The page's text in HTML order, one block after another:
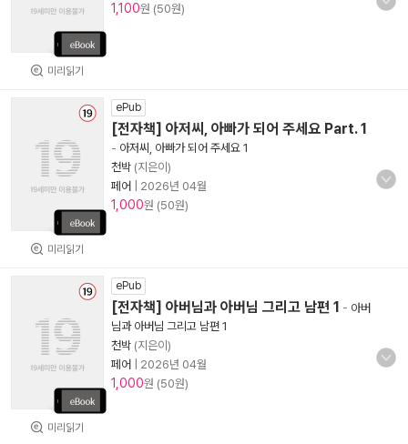
미리읽기
1,100원 (50원)
미리읽기
ePub
[전자책] 아저씨, 아빠가 되어 주세요 Part. 1
- 아저씨, 아빠가 되어 주세요 1
천박 (지은이)
페어
2026년 04월
1,000원 (50원)
미리읽기
ePub
[전자책] 아버님과 아버님 그리고 남편 1 - 아버
님과 아버님 그리고 남편 1
천박 (지은이)
페어
2026년 04월
1,000원 (50원)